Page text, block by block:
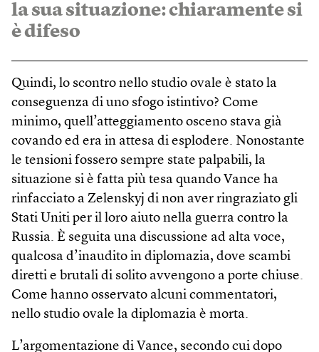
la sua situazione: chiaramente si
è difeso
Quindi, lo scontro nello studio ovale è stato la
conseguenza di uno sfogo istintivo? Come
minimo, quell’atteggiamento osceno stava già
covando ed era in attesa di esplodere. Nonostante
le tensioni fossero sempre state palpabili, la
situazione si è fatta più tesa quando Vance ha
rinfacciato a Zelenskyj di non aver ringraziato gli
Stati Uniti per il loro aiuto nella guerra contro la
Russia. È seguita una discussione ad alta voce,
qualcosa d’inaudito in diplomazia, dove scambi
diretti e brutali di solito avvengono a porte chiuse.
Come hanno osservato alcuni commentatori,
nello studio ovale la diplomazia è morta.
L’argomentazione di Vance, secondo cui dopo